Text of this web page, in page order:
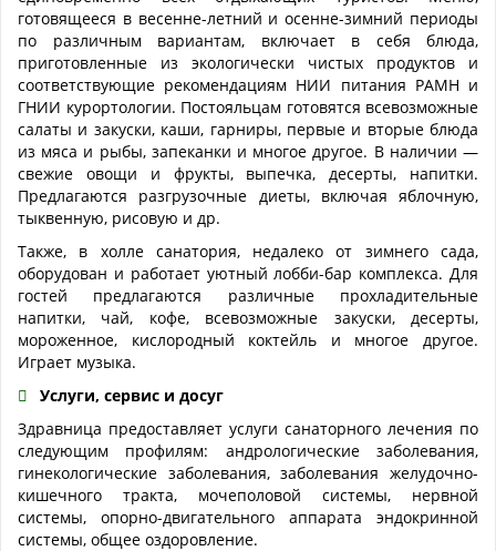
готовящееся в весенне-летний и осенне-зимний периоды
по различным вариантам, включает в себя блюда,
приготовленные из экологически чистых продуктов и
соответствующие рекомендациям НИИ питания РАМН и
ГНИИ курортологии. Постояльцам готовятся всевозможные
салаты и закуски, каши, гарниры, первые и вторые блюда
из мяса и рыбы, запеканки и многое другое. В наличии —
свежие овощи и фрукты, выпечка, десерты, напитки.
Предлагаются разгрузочные диеты, включая яблочную,
тыквенную, рисовую и др.
Также, в холле санатория, недалеко от зимнего сада,
оборудован и работает уютный лобби-бар комплекса. Для
гостей предлагаются различные прохладительные
напитки, чай, кофе, всевозможные закуски, десерты,
мороженное, кислородный коктейль и многое другое.
Играет музыка.
Услуги, сервис и досуг
Здравница предоставляет услуги санаторного лечения по
следующим профилям: андрологические заболевания,
гинекологические заболевания, заболевания желудочно-
кишечного тракта, мочеполовой системы, нервной
системы, опорно-двигательного аппарата эндокринной
системы, общее оздоровление.